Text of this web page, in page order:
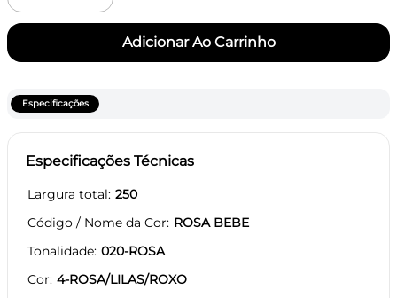
Especificações
Especificações Técnicas
Largura total 250
Código / Nome da Cor ROSA BEBE
Tonalidade 020-ROSA
Cor 4-ROSA/LILAS/ROXO